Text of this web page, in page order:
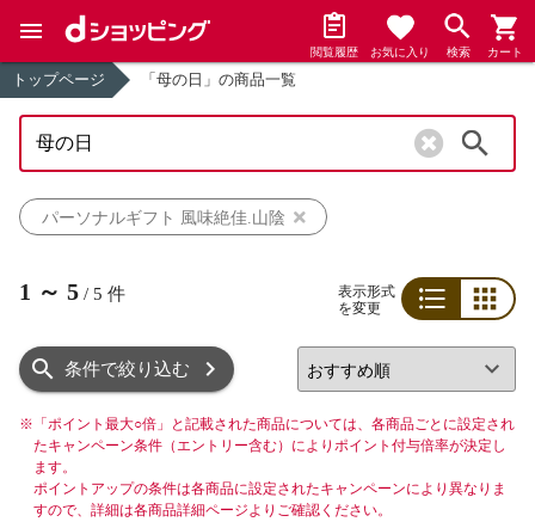
閲覧履歴 お気に入り 検索 カート
トップページ 「母の日」の商品一覧
パーソナルギフト 風味絶佳.山陰
1 ～ 5 / 5 件
表示形式
を変更
条件で絞り込む
※ 「ポイント最大○倍」と記載された商品については、各商品ごとに設定され
たキャンペーン条件（エントリー含む）によりポイント付与倍率が決定し
ます。
ポイントアップの条件は各商品に設定されたキャンペーンにより異なりま
すので、詳細は各商品詳細ページよりご確認ください。